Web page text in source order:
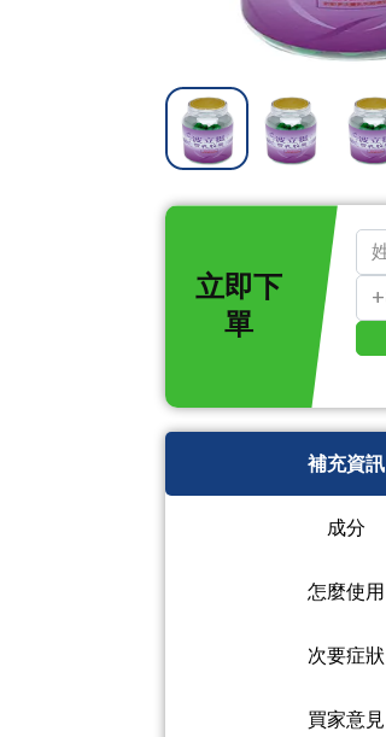
立即下
單
補充資訊
成分
怎麼使用
次要症狀
買家意見